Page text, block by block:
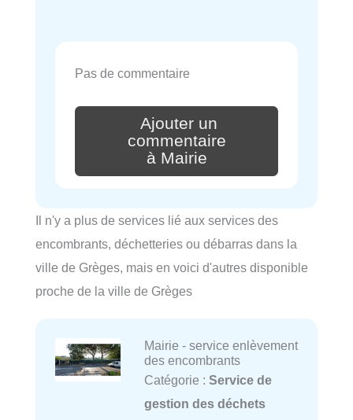
Pas de commentaire
Ajouter un
commentaire
à Mairie
Il n'y a plus de services lié aux services des
encombrants, déchetteries ou débarras dans la
ville de Grèges, mais en voici d'autres disponible
proche de la ville de Grèges
Mairie - service enlèvement
des encombrants
Catégorie : Service de
gestion des déchets